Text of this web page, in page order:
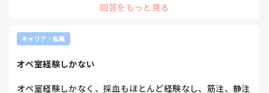
Wordで文章を作って渡してました。
回答をもっと見る
キャリア・転職
オペ室経験しかない
オペ室経験しかなく、採血もほとんど経験なし、筋注、静注